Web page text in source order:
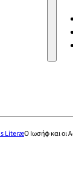
LiteræΟ Ιωσήφ και οι